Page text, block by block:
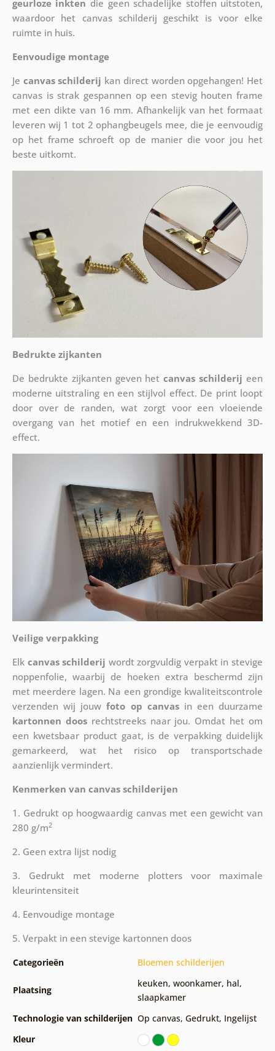
geurloze inkten die geen schadelijke stoffen uitstoten,
waardoor het canvas schilderij geschikt is voor elke
ruimte in huis.
Eenvoudige montage
Je canvas schilderij kan direct worden opgehangen! Het
canvas is strak gespannen op een stevig houten frame
met een dikte van 16 mm. Afhankelijk van het formaat
leveren wij 1 tot 2 ophangbeugels mee, die je eenvoudig
op het frame schroeft op de manier die voor jou het
beste uitkomt.
Bedrukte zijkanten
De bedrukte zijkanten geven hetcanvas schilderij een
moderne uitstraling en een stijlvol effect. De print loopt
door over de randen, wat zorgt voor een vloeiende
overgang van het motief en een indrukwekkend 3D-
effect.
Veilige verpakking
Elk canvas schilderij wordt zorgvuldig verpakt in stevige
noppenfolie, waarbij de hoeken extra beschermd zijn
met meerdere lagen. Na een grondige kwaliteitscontrole
verzenden wij jouwfoto op canvasin een duurzame
kartonnen doosrechtstreeks naar jou. Omdat het om
een kwetsbaar product gaat, is de verpakking duidelijk
gemarkeerd, wat het risico op transportschade
aanzienlijk vermindert.
Kenmerken van canvas schilderijen
1. Gedrukt op hoogwaardig canvas met een gewicht van
280 g/m2
2. Geen extra lijst nodig
3. Gedrukt met moderne plotters voor maximale
kleurintensiteit
4. Eenvoudige montage
5. Verpakt in een stevige kartonnen doos
Categorieën Bloemen schilderijen
Plaatsing
keuken, woonkamer, hal,
slaapkamer
Technologie van schilderijen Op canvas, Gedrukt, Ingelijst
Kleur